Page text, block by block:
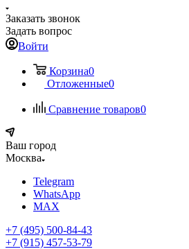
Заказать звонок
Задать вопрос
Войти
Корзина0
Отложенные0
Сравнение товаров0
Ваш город
Москва
Telegram
WhatsApp
MAX
+7 (495) 500-84-43
+7 (915) 457-53-79